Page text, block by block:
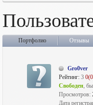
Портфолио Отзывы
Gro0ver
Рейтинг: 3
Свободен,
Просмотров:
Дата